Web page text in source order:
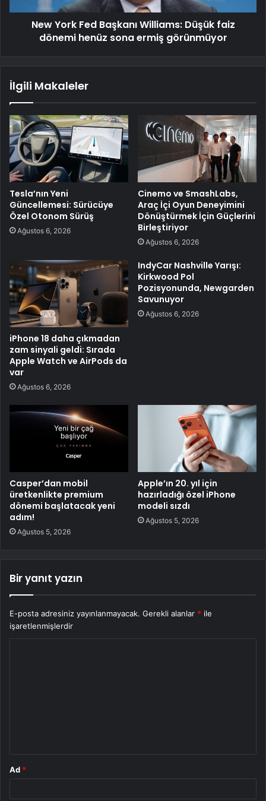
New York Fed Başkanı Williams: Düşük faiz
dönemi henüz sona ermiş görünmüyor
İlgili Makaleler
Tesla’nın Yeni
Güncellemesi: Sürücüye
Özel Otonom Sürüş
Ağustos 6, 2026
Cinemo ve SmashLabs,
Araç İçi Oyun Deneyimini
Dönüştürmek İçin Güçlerini
Birleştiriyor
Ağustos 6, 2026
iPhone 18 daha çıkmadan
zam sinyali geldi: Sırada
Apple Watch ve AirPods da
var
Ağustos 6, 2026
IndyCar Nashville Yarışı:
Kirkwood Pol
Pozisyonunda, Newgarden
Savunuyor
Ağustos 6, 2026
Casper’dan mobil
üretkenlikte premium
dönemi başlatacak yeni
adım!
Ağustos 5, 2026
Apple’ın 20. yıl için
hazırladığı özel iPhone
modeli sızdı
Ağustos 5, 2026
Bir yanıt yazın
E-posta adresiniz yayınlanmayacak. Gerekli alanlar * ile
işaretlenmişlerdir
Ad *